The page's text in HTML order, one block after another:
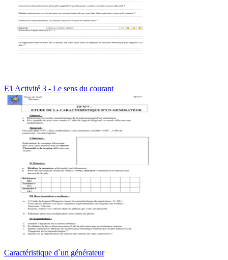
E1 Activité 3 - Le sens du courant
Caractéristique d`un générateur